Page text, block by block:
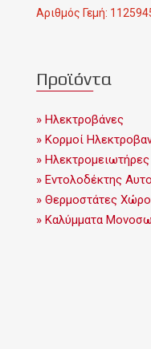
Αριθμός Γεμή:
Προϊόντα
» Ηλεκτροβάνες
» Κορμοί
» Ηλεκτρομειωτήρες
» Εντολοδέκτης
» Θερμοστάτες
» Καλύμματα